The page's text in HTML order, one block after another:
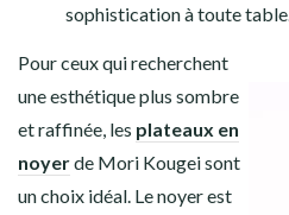
sophistication à toute table.
Pour ceux qui recherchent
une esthétique plus sombre
et raffinée, les plateaux en
noyerde Mori Kougei sont
un choix idéal. Le noyer est